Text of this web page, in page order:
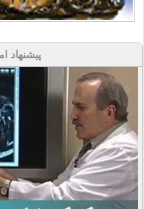
پیشنهاد